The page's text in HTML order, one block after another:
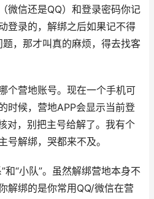
微信还是QQ）和登录密码你记
登录的，解绑之后如果记不得
，那才叫真的麻烦，得去找客
个营地账号。现在一个手机可
时候，营地APP会显示当前登
对，别把主号给解了。我有个
号解绑，哭都来不及。
和“小队”。虽然解绑营地本身不
解绑的是你常用QQ/微信在营